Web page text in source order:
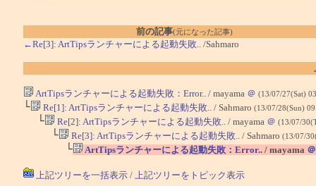
前の記事(元になった記事)
←Re[3]: ArtTipsランチャーによる起動失敗.. /Sahmaro
ArtTipsランチャーによる起動失敗：Error.. / mayama ＠ (13/07/27(Sat)
└ Re[1]: ArtTipsランチャーによる起動失敗.. / Sahmaro (13/07/28(Sun)
└ Re[2]: ArtTipsランチャーによる起動失敗.. / mayama ＠ (13/07/
└ Re[3]: ArtTipsランチャーによる起動失敗.. / Sahmaro (13/07/
└ ArtTipsランチャーによる起動失敗：Error../ mayama ＠
上記ツリーを一括表示/ 上記ツリーをトピック表示